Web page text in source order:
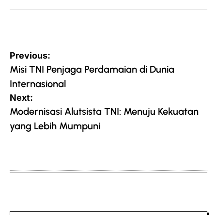
Post
navigation
Previous:
Misi TNI Penjaga Perdamaian di Dunia
Internasional
Next:
Modernisasi Alutsista TNI: Menuju Kekuatan
yang Lebih Mumpuni